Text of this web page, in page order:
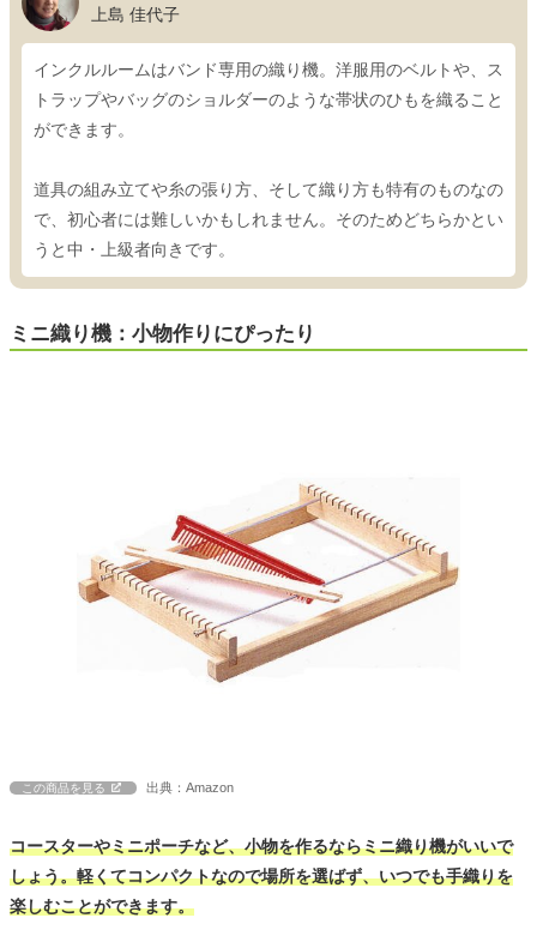
上島 佳代子
インクルルームはバンド専用の織り機。洋服用のベルトや、ス
トラップやバッグのショルダーのような帯状のひもを織ること
ができます。
道具の組み立てや糸の張り方、そして織り方も特有のものなの
で、初心者には難しいかもしれません。そのためどちらかとい
うと中・上級者向きです。
ミニ織り機：小物作りにぴったり
この商品を見る 出典：Amazon
コースターやミニポーチなど、小物を作るならミニ織り機がいいで
しょう。軽くてコンパクトなので場所を選ばず、いつでも手織りを
楽しむことができます。